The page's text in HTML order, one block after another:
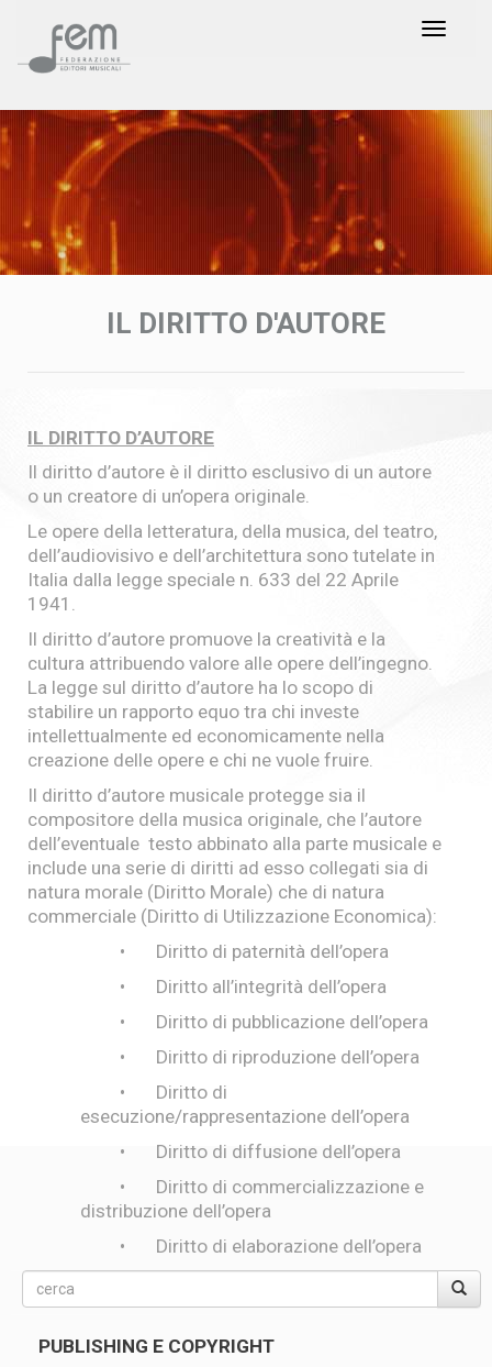
IL DIRITTO D'AUTORE
IL DIRITTO D’AUTORE
Il diritto d’autore è il diritto esclusivo di un autore
o un creatore di un’opera originale.
Le opere della letteratura, della musica, del teatro,
dell’audiovisivo e dell’architettura sono tutelate in
Italia dalla legge speciale n. 633 del 22 Aprile
1941.
Il diritto d’autore promuove la creatività e la
cultura attribuendo valore alle opere dell’ingegno.
La legge sul diritto d’autore ha lo scopo di
stabilire un rapporto equo tra chi investe
intellettualmente ed economicamente nella
creazione delle opere e chi ne vuole fruire.
Il diritto d’autore musicale protegge sia il
compositore della musica originale, che l’autore
dell’eventuale testo abbinato alla parte musicale e
include una serie di diritti ad esso collegati sia di
natura morale (Diritto Morale) che di natura
commerciale (Diritto di Utilizzazione Economica):
• Diritto di paternità dell’opera
• Diritto all’integrità dell’opera
• Diritto di pubblicazione dell’opera
• Diritto di riproduzione dell’opera
• Diritto di
esecuzione/rappresentazione dell’opera
• Diritto di diffusione dell’opera
• Diritto di commercializzazione e
distribuzione dell’opera
• Diritto di elaborazione dell’opera
PUBLISHING E COPYRIGHT